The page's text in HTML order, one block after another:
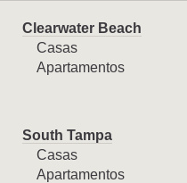
Clearwater Beach
Casas
Apartamentos
South Tampa
Casas
Apartamentos